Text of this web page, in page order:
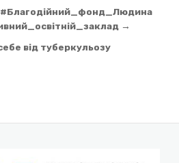
→
від туберкульозу